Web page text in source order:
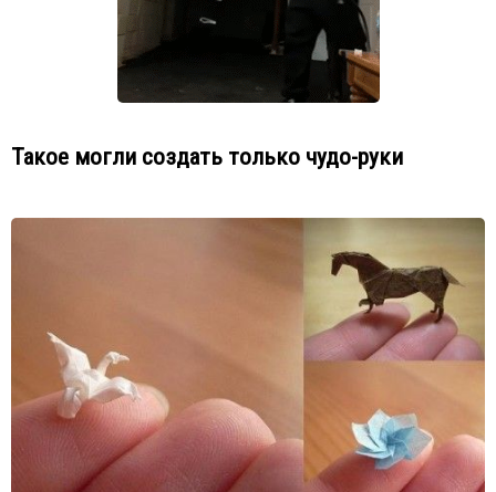
Такое могли создать только чудо-руки